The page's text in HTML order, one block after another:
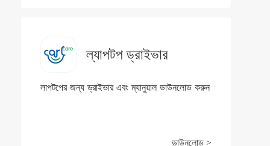
ল্যাপটপ ড্রাইভার
লাপটপের জন্য ড্রাইভার এবং ম্যানুয়াল ডাউনলোড করুন
ডাউনলোড >